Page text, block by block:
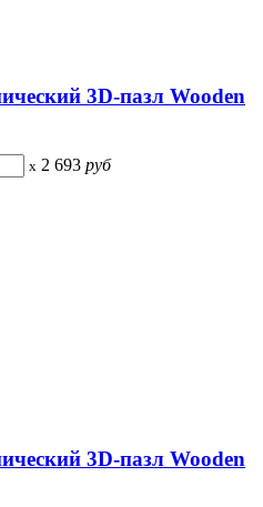
3D-пазл Wooden
x 2 693 руб
3D-пазл Wooden